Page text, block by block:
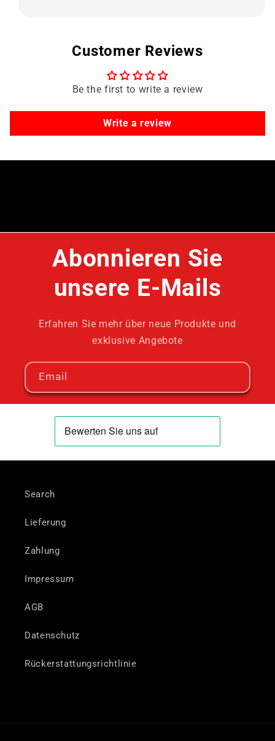
Customer Reviews
Be the first to write a review
Write a review
Abonnieren Sie
unsere E-Mails
Erfahren Sie mehr über neue Produkte und
exklusive Angebote
Email
Search
Lieferung
Zahlung
Impressum
AGB
Datenschutz
Rückerstattungsrichtlinie